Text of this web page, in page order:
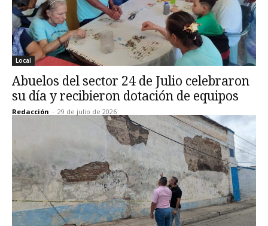
Local
Abuelos del sector 24 de Julio celebraron
su día y recibieron dotación de equipos
Redacción - 29 de julio de 2026